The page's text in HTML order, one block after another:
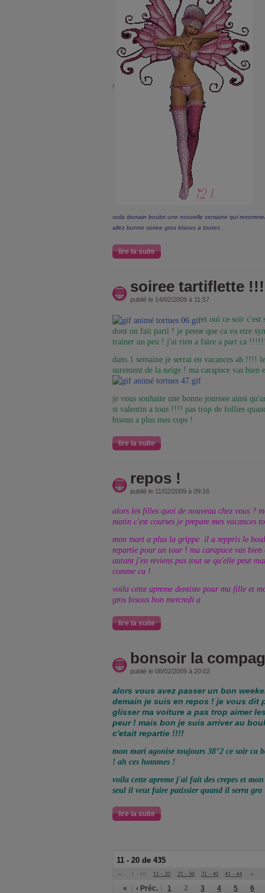
!
voila demain boulot une nouvelle semaine qui
allez bonne soiree gros bisous a toutes .
lire la suite
soiree tartiflette !!!
publié le 14/02/2009 à 11:57
et oui ce soir c'est
dont on fait parti ! je pense que ca va etre
trainer un peu ! j'ai rien a faire a part ca
dans 1 semaine je serrai en vacances ah !!!!
surement de la neige ! ma carapuce vas
je vous souhaite une bonne journee ainsi
st valentin a tous !!!! pas trop de follies
bisous a plus mes cops !
lire la suite
repos !
publié le 11/02/2009 à 09:16
alors les filles quoi de nouveau chez vous ?
matin c'est courses je prepare mes vacances
mon mari a plus la grippe il a reppris le
repartie pour un tour ! ma carapuce vas
autant j'en reviens pas tout se qu'elle peut
comme ca !
voila cette apreme dentiste pour ma fille et
gros bisous bon mercredi a
lire la suite
bonsoir la
publié le 08/02/2009 à 20:02
alors vous avez passer un bon
demain je suis en repos ! je vous dit
glisser ma voiture a pas trop aimer
peur ! mais bon je suis arriver au
c'etait repartie !!!!
mon mari agonise toujours 38°2 ce soir ca
! ah ces hommes !
voila cette apreme j'ai fait des crepes et
seul il veut faire patissier quand il serra gra
lire la suite
11 - 20 de 435
« 1 - 10 11 - 20 21 - 30 31 - 40 41 - 44 »
« ‹ Préc. 1 2 3 4 5 6